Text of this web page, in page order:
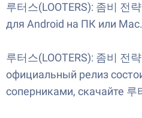
루터스(LOOTERS): 좀비 전
для Android на ПК или
루터스(LOOTERS): 좀비 전
официальный релиз
соперниками, скачайте